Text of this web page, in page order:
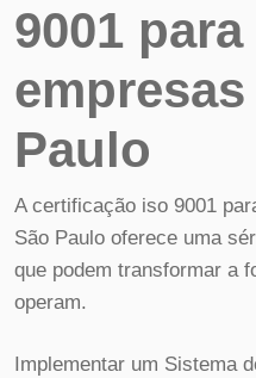
9001
Paulo
A certificação iso 9001
São Paulo oferece uma
que podem transformar a
operam.
Implementar um Sistema